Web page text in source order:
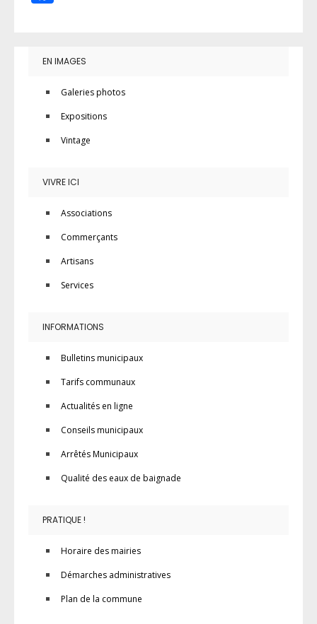
EN IMAGES
Galeries photos
Expositions
Vintage
VIVRE ICI
Associations
Commerçants
Artisans
Services
INFORMATIONS
Bulletins municipaux
Tarifs communaux
Actualités en ligne
Conseils municipaux
Arrêtés Municipaux
Qualité des eaux de baignade
PRATIQUE !
Horaire des mairies
Démarches administratives
Plan de la commune